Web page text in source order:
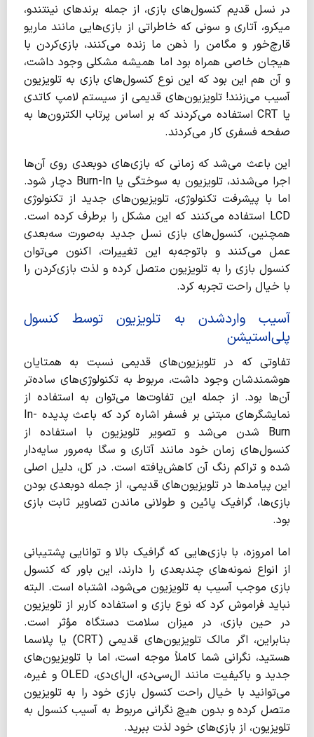
در نسل قدیم کنسول‌های بازی، از جمله برندهای نینتندو،
میکرو، آتاری و سونی که خاطراتی از بازی‌هایی مانند ماریو
قارچ‌خور و مگامن را ذهن ما زنده می‌کنند، بازی‌کردن با
هیجان خاصی همراه بود اما همیشه مشکلی وجود داشت،
و آن هم این بود که این نوع کنسول‌های بازی به تلویزیون
آسیب می‌زنند! تلویزیون‌های قدیمی از سیستم لامپ کاتدی
یا CRT استفاده می‌کردند که بر اساس پرتاب الکترون‌ها به
صفحه فسفری کار می‌کردند.
این باعث می‌شد که زمانی که بازی‌های دوبعدی روی آن‌ها
اجرا می‌شدند، تلویزیون به سوختگی یا Burn-In دچار شود.
اما با پیشرفت تکنولوژی، تلویزیون‌های جدید از تکنولوژی
LCD استفاده می‌کنند که این مشکل را برطرف کرده است.
همچنین، کنسول‌های بازی نسل جدید به‌صورت سه‌بعدی
عمل می‌کنند و باتوجه‌به این تغییرات، اکنون می‌توان
کنسول بازی را به تلویزیون متصل کرده و لذت بازی‌کردن را
با خیال راحت تجربه کرد.
آسیب واردشدن به تلویزیون توسط کنسول‌
پلی‌استیشن
تفاوتی که در تلویزیون‌های قدیمی نسبت به همتایان
هوشمندشان وجود داشت، مربوط به تکنولوژی‌های ساده‌تر
آن‌ها بود. از جمله این تفاوت‌ها می‌توان به استفاده از
نمایشگرهای مبتنی بر فسفر اشاره کرد که باعث پدیده In-
Burn شدن می‌شد و تصویر تلویزیون با استفاده از
کنسول‌های زمان خود مانند آتاری و سگا به‌مرور سایه‌دار
شده و تراکم رنگ آن کاهش‌یافته است. در کل، دلیل اصلی
این پیامدها در تلویزیون‌های قدیمی، از جمله دوبعدی بودن
بازی‌ها، گرافیک پائین و طولانی ماندن تصاویر ثابت بازی
بود.
اما امروزه، با بازی‌هایی که گرافیک بالا و توانایی پشتیبانی
از انواع نمونه‌های چندبعدی را دارند، این باور که کنسول
بازی موجب آسیب به تلویزیون می‌شود، اشتباه است. البته
نباید فراموش کرد که نوع بازی و استفاده کاربر از تلویزیون
در حین بازی، در میزان سلامت دستگاه مؤثر است.
بنابراین، اگر مالک تلویزیون‌های قدیمی (CRT) یا پلاسما
هستید، نگرانی شما کاملاً موجه است، اما با تلویزیون‌های
جدید و باکیفیت مانند ال‌سی‌دی، ال‌ای‌دی، OLED و غیره،
می‌توانید با خیال راحت کنسول بازی خود را به تلویزیون
متصل کرده و بدون هیچ نگرانی مربوط به آسیب کنسول به
تلویزیون، از بازی‌های خود لذت ببرید.